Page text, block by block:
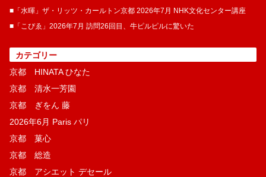
■「水暉」ザ・リッツ・カールトン京都 2026年7月 NHK文化センター講座
■「こぴゑ」2026年7月 訪問26回目、牛ピルピルに驚いた
カテゴリー
京都 HINATA ひなた
京都 清水一芳園
京都 ぎをん 藤
2026年6月 Paris パリ
京都 菓​心
京都 総造
京都 アシエット デセール